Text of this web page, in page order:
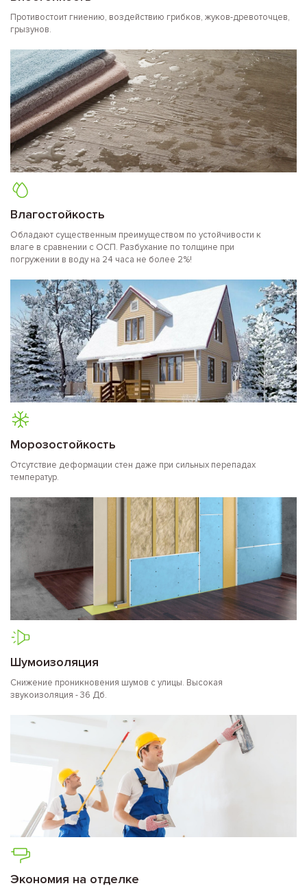
Противостоит гниению, воздействию грибков, жуков-древоточцев,
грызунов.
Влагостойкость
Обладают существенным преимуществом по устойчивости к
влаге в сравнении с ОСП. Разбухание по толщине при
погружении в воду на 24 часа не более 2%!
Морозостойкость
Отсутствие деформации стен даже при сильных перепадах
температур.
Шумоизоляция
Снижение проникновения шумов с улицы. Высокая
звукоизоляция - 36 Дб.
Экономия на отделке